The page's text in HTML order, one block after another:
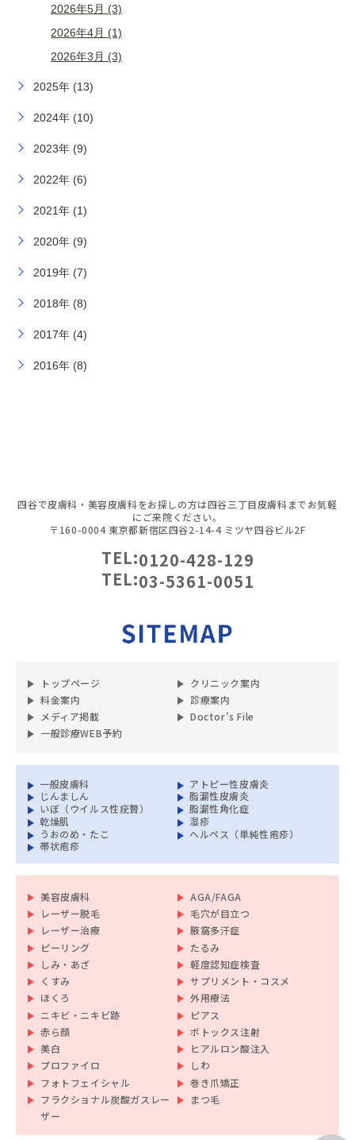
2026年5月 (3)
2026年4月 (1)
2026年3月 (3)
2025年 (13)
2024年 (10)
2023年 (9)
2022年 (6)
2021年 (1)
2020年 (9)
2019年 (7)
2018年 (8)
2017年 (4)
2016年 (8)
四谷で皮膚科・美容皮膚科をお探しの方は四谷三丁目皮膚科までお気軽
にご来院ください。
〒160-0004 東京都新宿区四谷2-14-4 ミツヤ四谷ビル2F
TEL:0120-428-129
TEL:03-5361-0051
トップページ
クリニック案内
料金案内
診療案内
メディア掲載
Doctor’s File
一般診療WEB予約
一般皮膚科
アトピー性皮膚炎
じんましん
脂漏性皮膚炎
いぼ（ウイルス性疣贅）
脂漏性角化症
乾燥肌
湿疹
うおのめ・たこ
ヘルペス（単純性疱疹）
帯状疱疹
美容皮膚科
AGA/FAGA
レーザー脱毛
毛穴が目立つ
レーザー治療
腋窩多汗症
ピーリング
たるみ
しみ・あざ
軽度認知症検査
くすみ
サプリメント・コスメ
ほくろ
外用療法
ニキビ・ニキビ跡
ピアス
赤ら顔
ボトックス注射
美白
ヒアルロン酸注入
プロファイロ
しわ
フォトフェイシャル
巻き爪矯正
フラクショナル炭酸ガスレー
ザー
まつ毛